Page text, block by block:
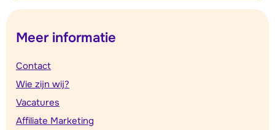
Meer informatie
Contact
Wie zijn wij?
Vacatures
Affiliate Marketing